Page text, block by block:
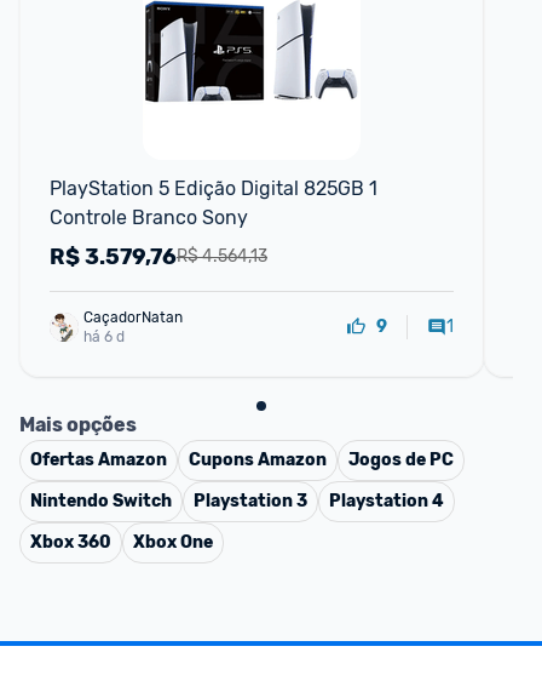
PlayStation 5 Edição Digital 825GB 1
Controle Branco Sony
R$ 4.564,13
R$3.579,76
CaçadorNatan
há 6 d
9 1
Mais opções
OfertasAmazon CuponsAmazon
Jogos de PC
Nintendo Switch
Playstation 3
Playstation 4
Xbox 360
Xbox One